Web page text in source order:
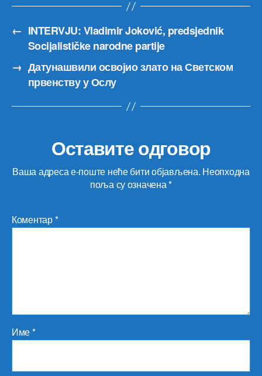
← INTERVJU: Vladimir Joković, predsjednik
Socijalističke narodne partije
→ Датунашвили освојио злато на Светском
првенству у Ослу
Оставите одговор
Ваша адреса е-поште неће бити објављена. Неопходна
поља су означена*
Коментар*
Име*